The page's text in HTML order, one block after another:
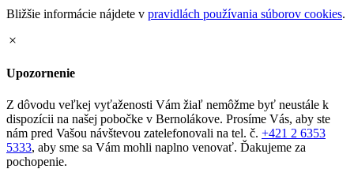
Bližšie informácie nájdete v pravidlách používania súborov cookies.
Upozornenie
Z dôvodu veľkej vyťaženosti Vám žiaľ nemôžme byť neustále k
dispozícii na našej pobočke v Bernolákove. Prosíme Vás, aby ste
nám pred Vašou návštevou zatelefonovali na tel. č. +421 2 6353
5333, aby sme sa Vám mohli naplno venovať. Ďakujeme za
pochopenie.